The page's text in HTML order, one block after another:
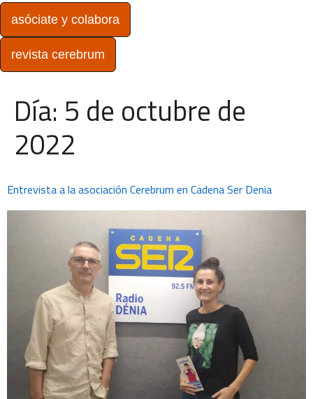
asóciate y colabora
revista cerebrum
Día: 5 de octubre de
2022
Entrevista a la asociación Cerebrum en Cadena Ser Denia